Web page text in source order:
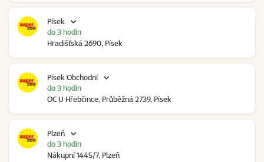
Písek
Hradišťská 2690, Písek
do 3 hodin
Písek Obchodní
OC U Hřebčince, Průběžná 2739, Písek
do 3 hodin
Plzeň
Nákupní 1445/7, Plzeň
do 3 hodin